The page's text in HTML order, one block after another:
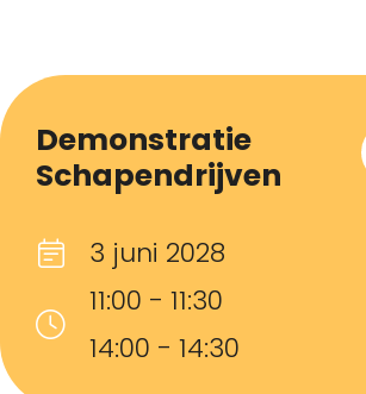
Demonstratie
Schapendrijven
3 juni 2028
11:00 - 11:30
14:00 - 14:30